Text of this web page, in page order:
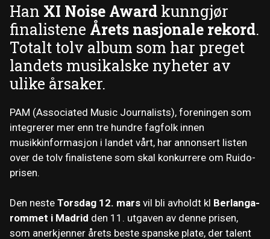
Han XI Noise Award kunngjør
finalistene Årets nasjonale rekord.
Totalt tolv album som har preget
landets musikalske nyheter av
ulike årsaker.
PAM (Associated Music Journalists), foreningen som
integrerer mer enn tre hundre fagfolk innen
musikkinformasjon i landet vårt, har annonsert listen
over de tolv finalistene som skal konkurrere om Ruido-
prisen.
Den neste Torsdag 12. mars vil bli avholdt kl Berlanga-
rommet i Madrid den 11. utgaven av denne prisen,
som anerkjenner årets beste spanske plate, der talent